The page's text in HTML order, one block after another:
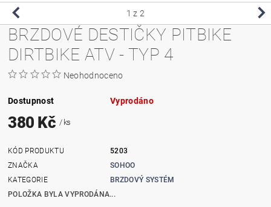
1 z 2
BRZDOVÉ DESTIČKY PITBIKE
DIRTBIKE ATV - TYP 4
Neohodnoceno
Dostupnost Vyprodáno
380 Kč / ks
KÓD PRODUKTU
5203
ZNAČKA
SOHOO
KATEGORIE
BRZDOVÝ SYSTÉM
POLOŽKA BYLA VYPRODÁNA...